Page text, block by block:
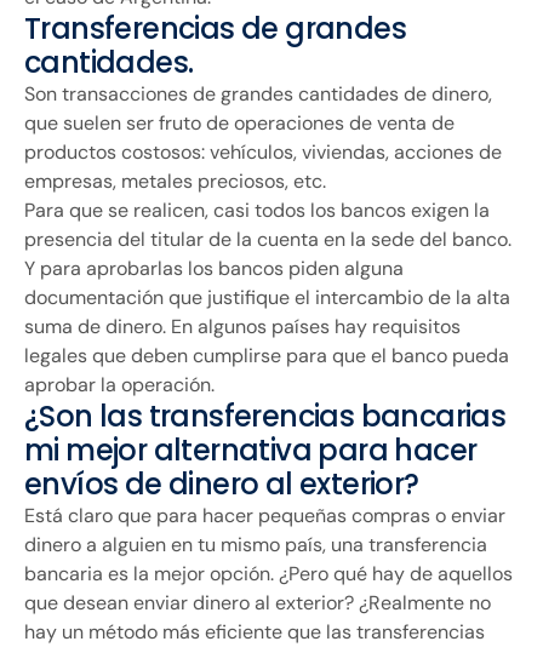
Transferencias de grandes
cantidades.
Son transacciones de grandes cantidades de dinero,
que suelen ser fruto de operaciones de venta de
productos costosos: vehículos, viviendas, acciones de
empresas, metales preciosos, etc.
Para que se realicen, casi todos los bancos exigen la
presencia del titular de la cuenta en la sede del banco.
Y para aprobarlas los bancos piden alguna
documentación que justifique el intercambio de la alta
suma de dinero. En algunos países hay requisitos
legales que deben cumplirse para que el banco pueda
aprobar la operación.
¿Son las transferencias bancarias
mi mejor alternativa para hacer
envíos de dinero al exterior?
Está claro que para hacer pequeñas compras o enviar
dinero a alguien en tu mismo país, una transferencia
bancaria es la mejor opción. ¿Pero qué hay de aquellos
que desean enviar dinero al exterior? ¿Realmente no
hay un método más eficiente que las transferencias